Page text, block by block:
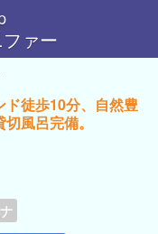
ァー
徒歩10分、自然豊
風呂完備。